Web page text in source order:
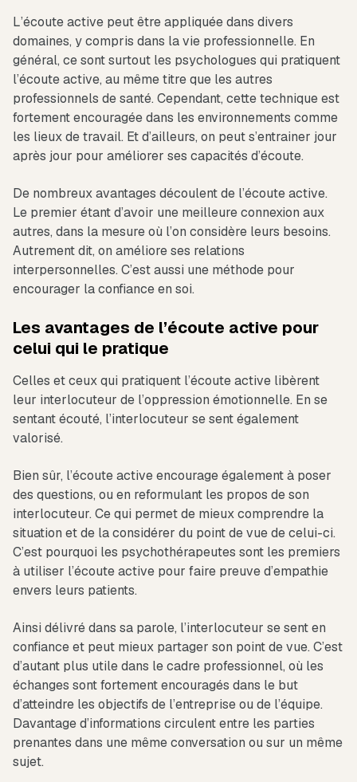
L’écoute active peut être appliquée dans divers
domaines, y compris dans la vie professionnelle. En
général, ce sont surtout les psychologues qui pratiquent
l’écoute active, au même titre que les autres
professionnels de santé. Cependant, cette technique est
fortement encouragée dans les environnements comme
les lieux de travail. Et d’ailleurs, on peut s’entrainer jour
après jour pour améliorer ses capacités d’écoute.
De nombreux avantages découlent de l’écoute active.
Le premier étant d’avoir une meilleure connexion aux
autres, dans la mesure où l’on considère leurs besoins.
Autrement dit, on améliore ses relations
interpersonnelles. C’est aussi une méthode pour
encourager la confiance en soi.
Les avantages de l’écoute active pour
celui qui le pratique
Celles et ceux qui pratiquent l’écoute active libèrent
leur interlocuteur de l’oppression émotionnelle. En se
sentant écouté, l’interlocuteur se sent également
valorisé.
Bien sûr, l’écoute active encourage également à poser
des questions, ou en reformulant les propos de son
interlocuteur. Ce qui permet de mieux comprendre la
situation et de la considérer du point de vue de celui-ci.
C’est pourquoi les psychothérapeutes sont les premiers
à utiliser l’écoute active pour faire preuve d’empathie
envers leurs patients.
Ainsi délivré dans sa parole, l’interlocuteur se sent en
confiance et peut mieux partager son point de vue. C’est
d’autant plus utile dans le cadre professionnel, où les
échanges sont fortement encouragés dans le but
d’atteindre les objectifs de l’entreprise ou de l’équipe.
Davantage d’informations circulent entre les parties
prenantes dans une même conversation ou sur un même
sujet.